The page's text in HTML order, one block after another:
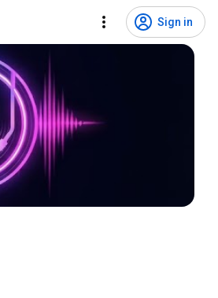
Sign in